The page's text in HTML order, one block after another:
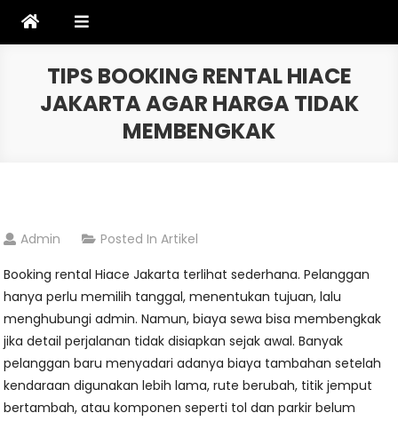
TIPS BOOKING RENTAL HIACE
JAKARTA AGAR HARGA TIDAK
MEMBENGKAK
Admin Posted InArtikel
Booking rental Hiace Jakarta terlihat sederhana. Pelanggan
hanya perlu memilih tanggal, menentukan tujuan, lalu
menghubungi admin. Namun, biaya sewa bisa membengkak
jika detail perjalanan tidak disiapkan sejak awal. Banyak
pelanggan baru menyadari adanya biaya tambahan setelah
kendaraan digunakan lebih lama, rute berubah, titik jemput
bertambah, atau komponen seperti tol dan parkir belum